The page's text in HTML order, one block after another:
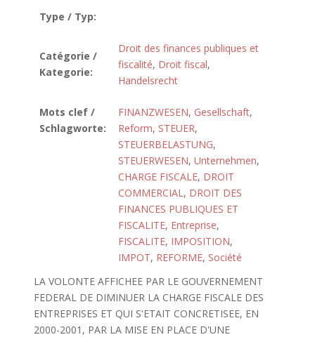
Type / Typ:
Catégorie /
Kategorie:
Droit des finances publiques et
fiscalité, Droit fiscal,
Handelsrecht
Mots clef /
Schlagworte:
FINANZWESEN, Gesellschaft,
Reform, STEUER,
STEUERBELASTUNG,
STEUERWESEN, Unternehmen,
CHARGE FISCALE, DROIT
COMMERCIAL, DROIT DES
FINANCES PUBLIQUES ET
FISCALITE, Entreprise,
FISCALITE, IMPOSITION,
IMPOT, REFORME, Société
LA VOLONTE AFFICHEE PAR LE GOUVERNEMENT
FEDERAL DE DIMINUER LA CHARGE FISCALE DES
ENTREPRISES ET QUI S'ETAIT CONCRETISEE, EN
2000-2001, PAR LA MISE EN PLACE D'UNE